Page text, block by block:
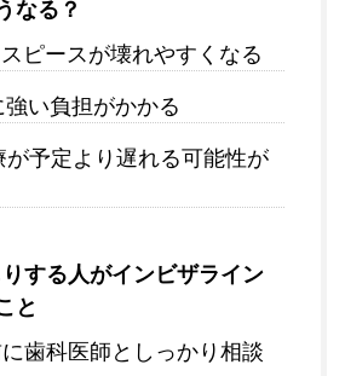
なる？
ピースが壊れやすくなる
強い負担がかかる
が予定より遅れる可能性が
する人がインビザライン
と
歯科医師としっかり相談